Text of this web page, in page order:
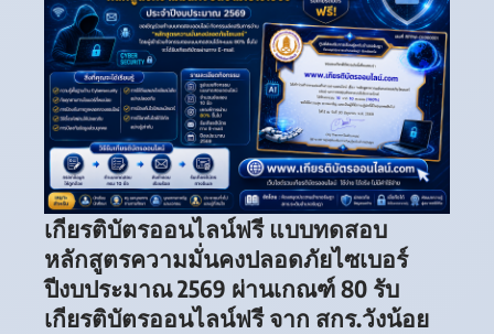
เกียรติบัตรออนไลน์ฟรี แบบทดสอบ
หลักสูตรความมั่นคงปลอดภัยไซเบอร์
ปีงบประมาณ 2569 ผ่านเกณฑ์ 80 รับ
เกียรติบัตรออนไลน์ฟรี จาก สกร.วังน้อย